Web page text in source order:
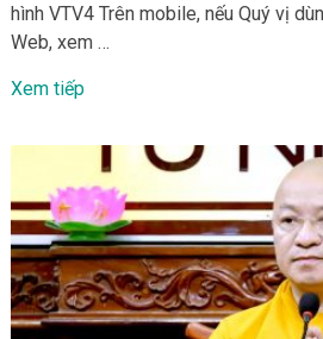
hình VTV4 Trên mobile, nếu Quý vị
Web, xem …
Xem tiếp